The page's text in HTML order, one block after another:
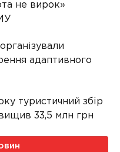
не вирок»
адаптивного
туристичний збір
33,5 млн грн